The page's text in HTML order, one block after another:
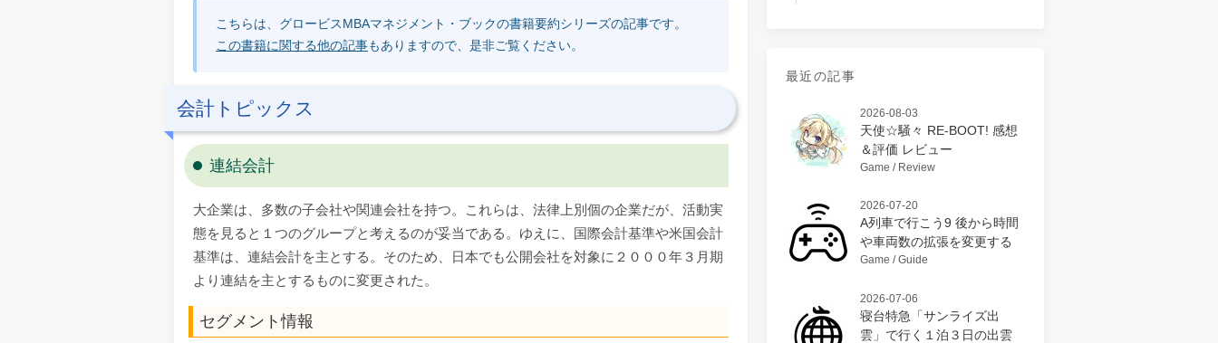
こちらは、グロービスMBAマネジメント・ブックの書籍要約シリーズの記事です。
この書籍に関する他の記事もありますので、是非ご覧ください。
会計トピックス
連結会計
大企業は、多数の子会社や関連会社を持つ。これらは、法律上別個の企業だが、活動実
態を見ると１つのグループと考えるのが妥当である。ゆえに、国際会計基準や米国会計
基準は、連結会計を主とする。そのため、日本でも公開会社を対象に２０００年３月期
より連結を主とするものに変更された。
セグメント情報
最近の記事
2026-08-03
天使☆騒々 RE-BOOT! 感想
＆評価 レビュー
Game / Review
2026-07-20
A列車で行こう9 後から時間
や車両数の拡張を変更する
Game / Guide
2026-07-06
寝台特急「サンライズ出
雲」で行く１泊３日の出雲